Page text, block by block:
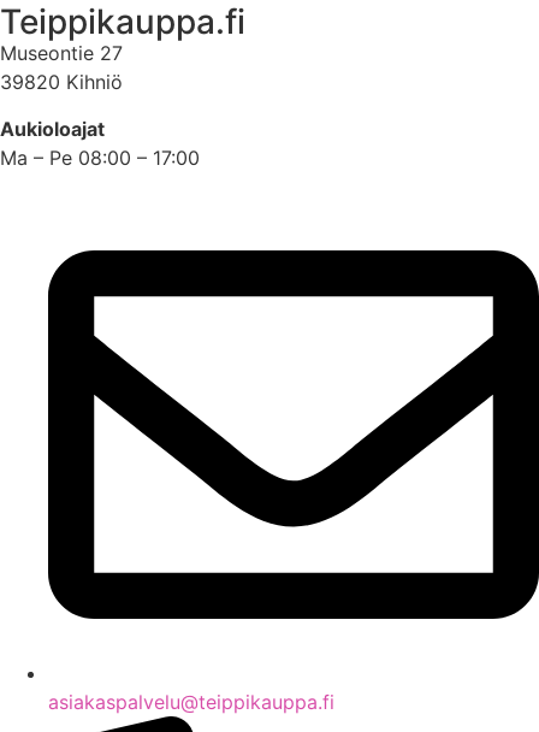
Teippikauppa.fi
Museontie 27
39820 Kihniö
Aukioloajat
Ma – Pe 08:00 – 17:00
asiakaspalvelu@teippikauppa.fi